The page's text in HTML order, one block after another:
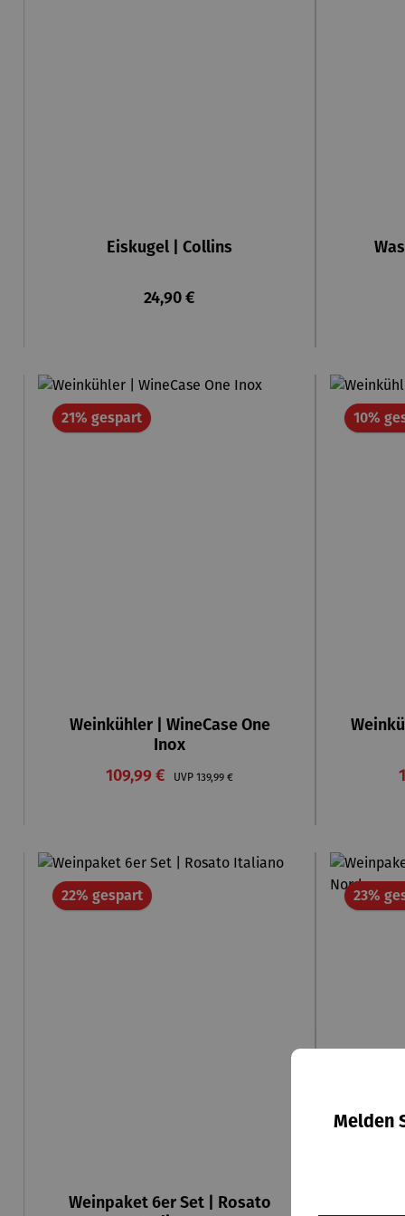
Eiskugel | Collins
Regulärer Preis:
24,90 €
21% gespartRabatt
Weinkühler | WineCase One
Inox
Verkaufspreis:
109,99 € UVP Regulärer Preis:
139,99 €
10%
22% gespartRabatt
Weinpaket 6er Set | Rosato
23%
Melden